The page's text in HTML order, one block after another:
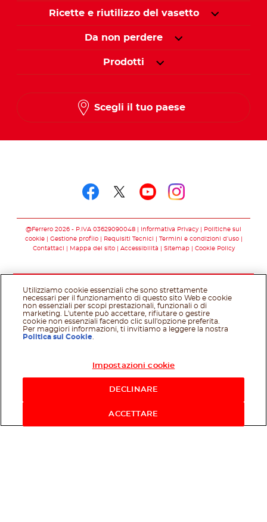
Ricette e riutilizzo del vasetto
Da non perdere
Prodotti
Scegli il tuo paese
@Ferrero 2026 - P.IVA 03629090048 Informativa Privacy
Politiche sui
cookie
Gestione profilo Requisiti Tecnici
Termini e condizioni d’uso
Contattaci
Mappa del sito Accessibilità Sitemap Cookie Policy
Utilizziamo cookie essenziali che sono strettamente
necessari per il funzionamento di questo sito Web e cookie
non essenziali per scopi prestazionali, funzionali o di
marketing. L'utente può accettare, rifiutare o gestire
cookie non essenziali facendo clic sull'opzione preferita.
Per maggiori informazioni, ti invitiamo a leggere la nostra
Politica sui Cookie
Impostazioni cookie
DECLINARE
ACCETTARE